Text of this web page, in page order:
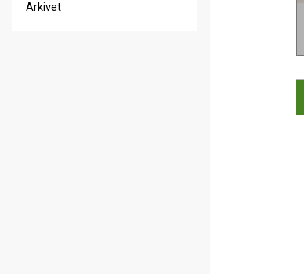
Arkivet